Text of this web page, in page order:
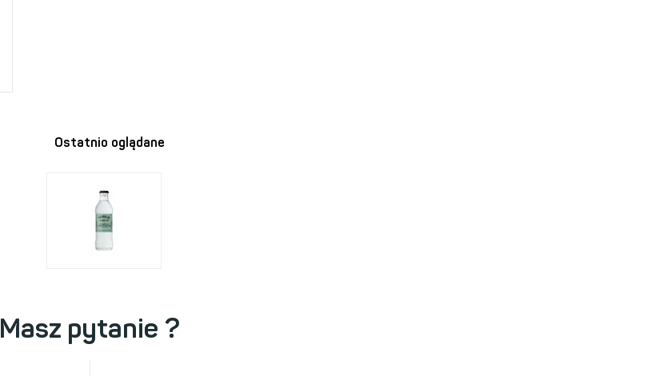
Ostatnio oglądane
Masz pytanie ?